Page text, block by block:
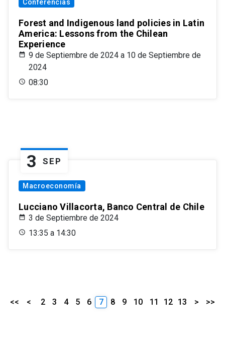
Conferencias
Forest and Indigenous land policies in Latin
America: Lessons from the Chilean
Experience
9 de Septiembre de 2024 a 10 de Septiembre de
2024
08:30
3 SEP
Macroeconomía
Lucciano Villacorta, Banco Central de Chile
3 de Septiembre de 2024
13:35 a 14:30
<< < 2 3 4 5 6 7 8 9 10 11 12 13 > >>